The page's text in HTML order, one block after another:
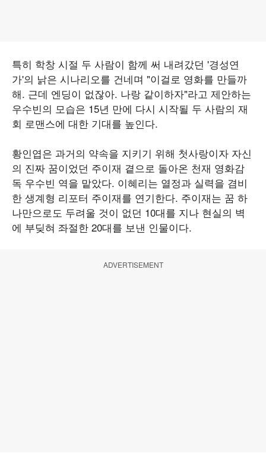
특히 학창 시절 두 사람이 함께 써 내려갔던 '경성연
가'의 낡은 시나리오를 건네며 "이걸로 영화를 만들까
해. 근데 엔딩이 없잖아. 나랑 같이하자"라고 제안하는
우수빈의 모습은 15년 만에 다시 시작될 두 사람의 재
회 로맨스에 대한 기대를 높인다.
황인엽은 과거의 약속을 지키기 위해 첫사랑이자 자신
의 진짜 꿈이었던 주이재 곁으로 돌아온 천재 영화감
독 우수빈 역을 맡았다. 이혜리는 열정과 실력을 겸비
한 생계형 리포터 주이재를 연기한다. 주이재는 꿈 하
나만으로도 두려울 것이 없던 10대를 지나 현실의 벽
에 부딪혀 좌절한 20대를 보낸 인물이다.
ADVERTISEMENT